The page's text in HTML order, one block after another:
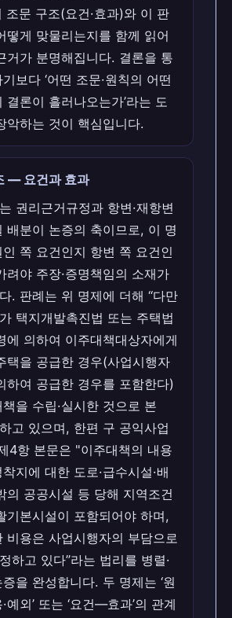
조문 구조(요건·효과)와 이 판
떻게 맞물리는지를 함께 읽어
거가 분명해집니다. 결론을 통
보다 ‘어떤 조문·원칙의 어떤
결론이 흘러나오는가’라는 도
악하는 것이 핵심입니다.
— 요건과 효과
권리근거규정과 항변·재항변
배분이 논증의 축이므로, 이 명
쪽 요건인지 항변 쪽 요건인
려야 주장·증명책임의 소재가
. 판례는 위 명제에 더해 “다만
택지개발촉진법 또는 주택법
에 의하여 이주대책대상자에게
택을 공급한 경우(사업시행자
하여 공급한 경우를 포함한다)
을 수립·실시한 것으로 본
고 있으며, 한편 구 공익사업
4항 본문은 "이주대책의 내용
지에 대한 도로·급수시설·배
의 공공시설 등 당해 지역조건
기본시설이 포함되어야 하며,
비용은 사업시행자의 부담으로
하고 있다”라는 법리를 병렬·
을 완성합니다. 두 명제는 ‘원
외’ 또는 ‘요건—효과’의 관계